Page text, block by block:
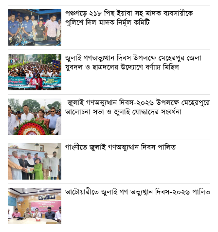
পঞ্চগড়ে ২১৮ পিছ ইয়াবা সহ মাদক ব্যবসায়ীকে
পুলিশে দিল মাদক নির্মূল কমিটি
জুলাই গণঅভ্যুত্থান দিবস উপলক্ষে মেহেরপুর জেলা
যুবদল ও ছাত্রদলের উদ্যোগে বর্ণাঢ্য মিছিল
জুলাই গণঅভ্যুত্থান দিবস-২০২৬ উপলক্ষে মেহেরপুরে
আলোচনা সভা ও জুলাই যোদ্ধাদের সংবর্ধনা
গাংনীতে জুলাই গণঅভ্যুত্থান দিবস পালিত
আটোয়ারীতে জুলাই গণ অভ্যুথ্বান দিবস-২০২৬ পালিত